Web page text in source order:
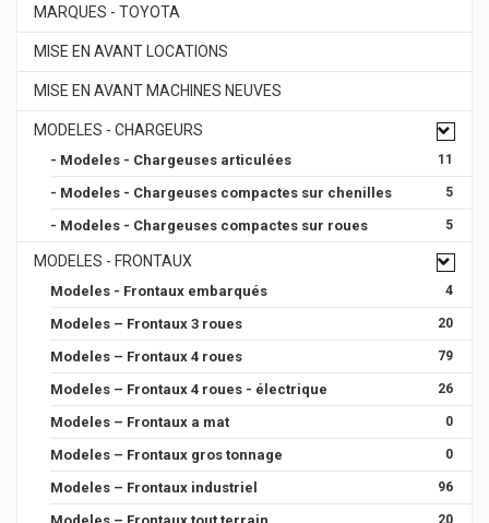
MARQUES - TOYOTA
MISE EN AVANT LOCATIONS
MISE EN AVANT MACHINES NEUVES
MODELES - CHARGEURS
- Modeles - Chargeuses articulées 11
- Modeles - Chargeuses compactes sur chenilles 5
- Modeles - Chargeuses compactes sur roues 5
MODELES - FRONTAUX
Modeles - Frontaux embarqués 4
Modeles – Frontaux 3 roues 20
Modeles – Frontaux 4 roues 79
Modeles – Frontaux 4 roues - électrique 26
Modeles – Frontaux a mat 0
Modeles – Frontaux gros tonnage 0
Modeles – Frontaux industriel 96
20